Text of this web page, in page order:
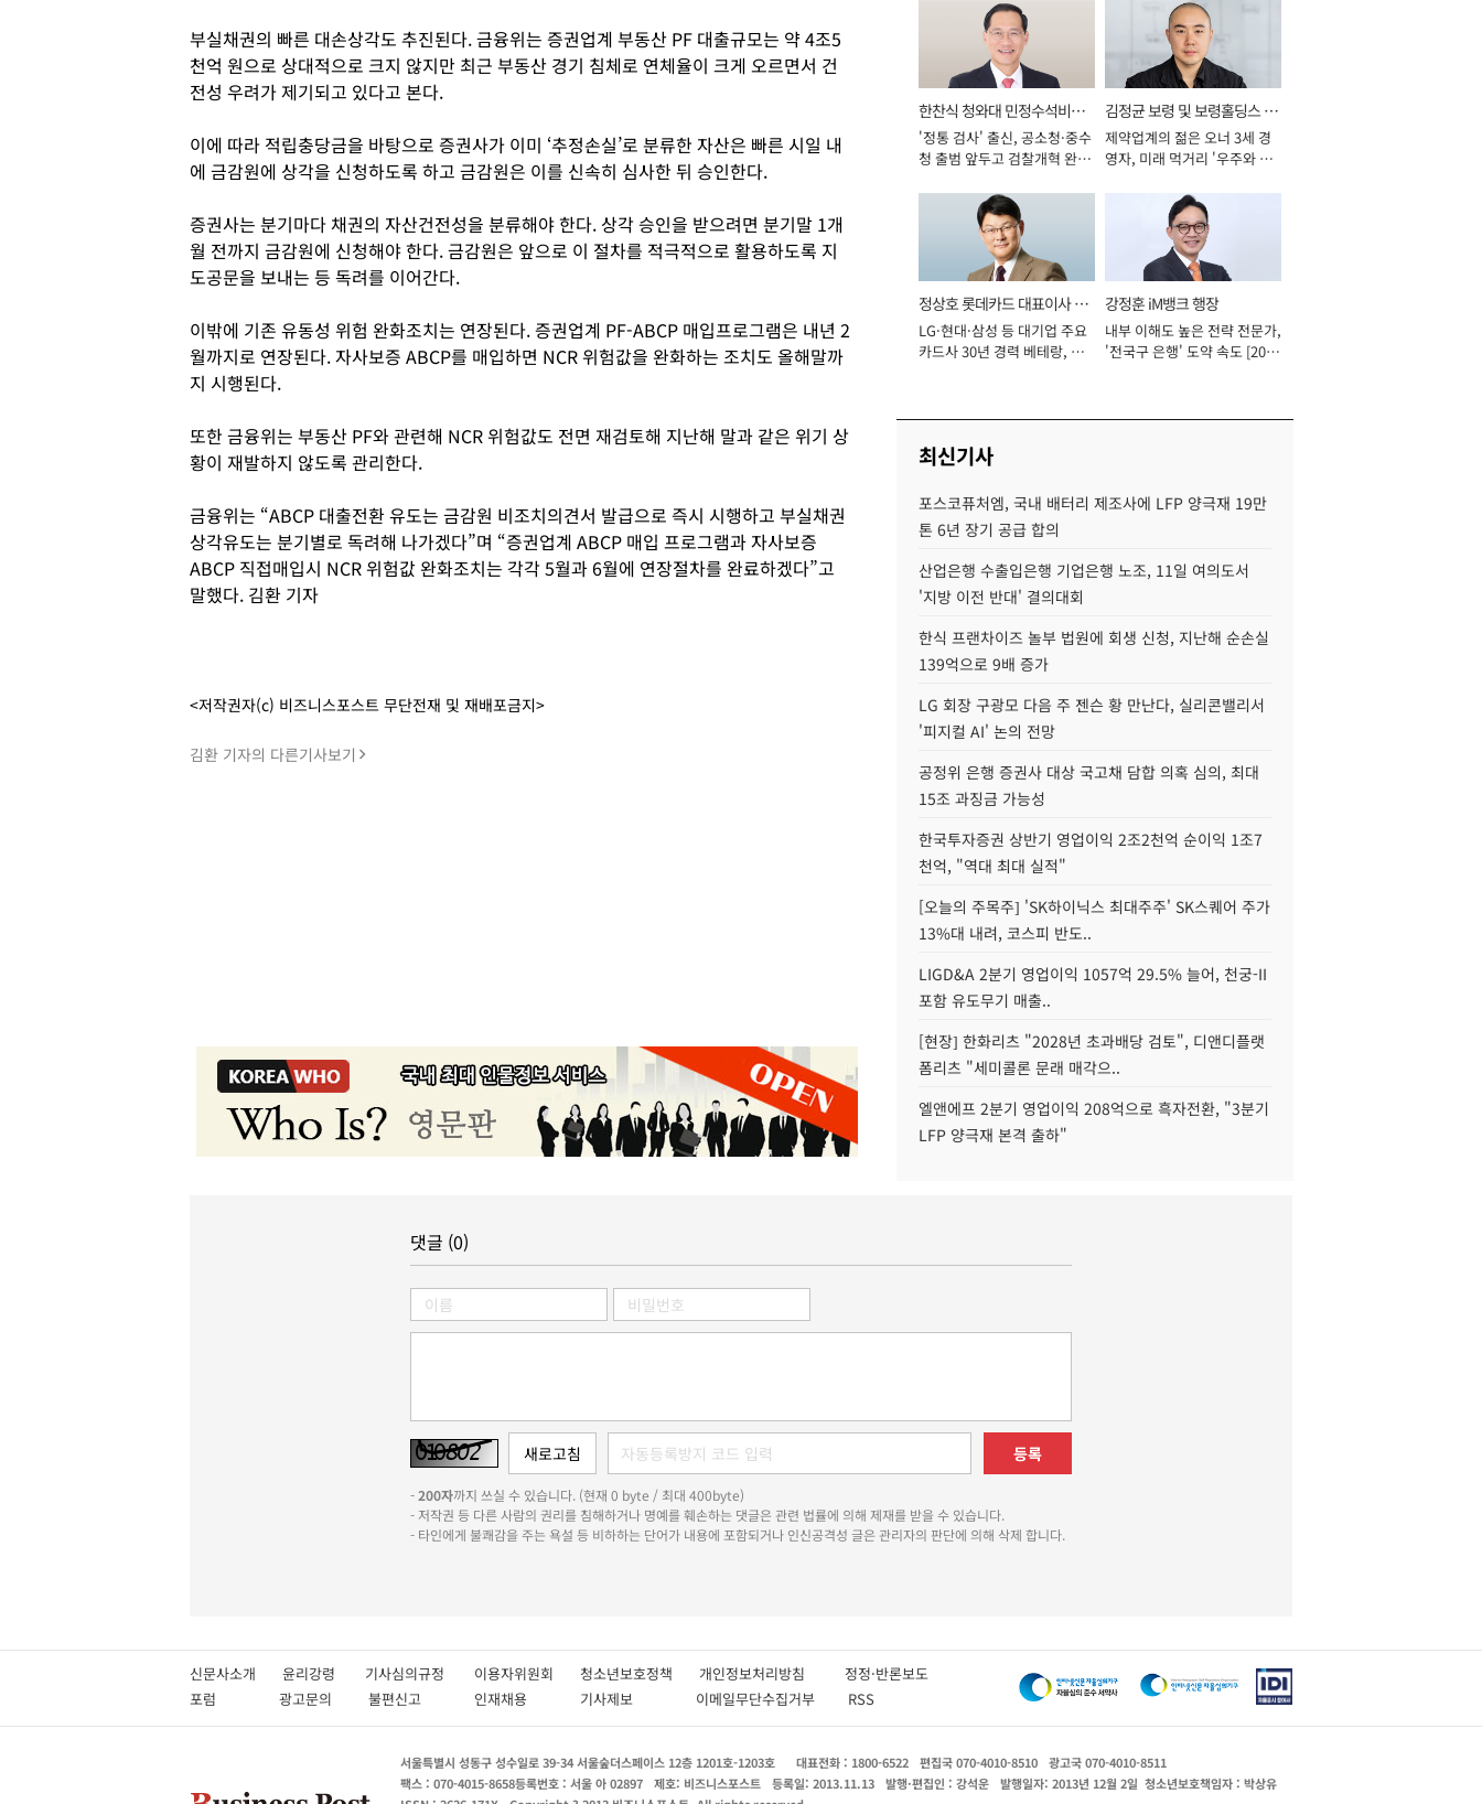
부실채권의 빠른 대손상각도 추진된다. 금융위는 증권업계 부동산 PF 대출규모는 약 4조5
천억 원으로 상대적으로 크지 않지만 최근 부동산 경기 침체로 연체율이 크게 오르면서 건
전성 우려가 제기되고 있다고 본다.
이에 따라 적립충당금을 바탕으로 증권사가 이미 ‘추정손실’로 분류한 자산은 빠른 시일 내
에 금감원에 상각을 신청하도록 하고 금감원은 이를 신속히 심사한 뒤 승인한다.
증권사는 분기마다 채권의 자산건전성을 분류해야 한다. 상각 승인을 받으려면 분기말 1개
월 전까지 금감원에 신청해야 한다. 금감원은 앞으로 이 절차를 적극적으로 활용하도록 지
도공문을 보내는 등 독려를 이어간다.
이밖에 기존 유동성 위험 완화조치는 연장된다. 증권업계 PF-ABCP 매입프로그램은 내년 2
월까지로 연장된다. 자사보증 ABCP를 매입하면 NCR 위험값을 완화하는 조치도 올해말까
지 시행된다.
또한 금융위는 부동산 PF와 관련해 NCR 위험값도 전면 재검토해 지난해 말과 같은 위기 상
황이 재발하지 않도록 관리한다.
금융위는 “ABCP 대출전환 유도는 금감원 비조치의견서 발급으로 즉시 시행하고 부실채권
상각유도는 분기별로 독려해 나가겠다”며 “증권업계 ABCP 매입 프로그램과 자사보증
ABCP 직접매입시 NCR 위험값 완화조치는 각각 5월과 6월에 연장절차를 완료하겠다”고
말했다. 김환 기자
<저작권자(c) 비즈니스포스트 무단전재 및 재배포금지>
김환 기자의 다른기사보기
한찬식 청와대 민정수석비서
관
'정통 검사' 출신, 공소청·중수
청 출범 앞두고 검찰개혁 완수
김정균 보령 및 보령홀딩스 대
표이사 사장
제약업계의 젊은 오너 3세 경
영자, 미래 먹거리 '우주와 헬
정상호 롯데카드 대표이사 사
장
LG·현대·삼성 등 대기업 주요
카드사 30년 경력 베테랑, 신
강정훈 iM뱅크 행장
내부 이해도 높은 전략 전문가,
'전국구 은행' 도약 속도 [2026
최신기사
포스코퓨처엠, 국내 배터리 제조사에 LFP 양극재 19만
톤 6년 장기 공급 합의
산업은행 수출입은행 기업은행 노조, 11일 여의도서
'지방 이전 반대' 결의대회
한식 프랜차이즈 놀부 법원에 회생 신청, 지난해 순손실
139억으로 9배 증가
LG 회장 구광모 다음 주 젠슨 황 만난다, 실리콘밸리서
'피지컬 AI' 논의 전망
공정위 은행 증권사 대상 국고채 담합 의혹 심의, 최대
15조 과징금 가능성
한국투자증권 상반기 영업이익 2조2천억 순이익 1조7
천억, "역대 최대 실적"
[오늘의 주목주] 'SK하이닉스 최대주주' SK스퀘어 주가
13%대 내려, 코스피 반도..
LIGD&A 2분기 영업이익 1057억 29.5% 늘어, 천궁-II
포함 유도무기 매출..
[현장] 한화리츠 "2028년 초과배당 검토", 디앤디플랫
폼리츠 "세미콜론 문래 매각으..
엘앤에프 2분기 영업이익 208억으로 흑자전환, "3분기
LFP 양극재 본격 출하"
댓글 (0)
등록
-200자까지 쓰실 수 있습니다. (현재 0 byte / 최대 400byte)
- 저작권 등 다른 사람의 권리를 침해하거나 명예를 훼손하는 댓글은 관련 법률에 의해 제재를 받을 수 있습니다.
- 타인에게 불쾌감을 주는 욕설 등 비하하는 단어가 내용에 포함되거나 인신공격성 글은 관리자의 판단에 의해 삭제 합니다.
신문사소개 윤리강령 기사심의규정 이용자위원회 청소년보호정책 개인정보처리방침 정정·반론보도
포럼
광고문의 불편신고 인재채용 기사제보 이메일무단수집거부 RSS
서울특별시 성동구 성수일로 39-34 서울숲더스페이스 12층 1201호-1203호 대표전화 : 1800-6522 편집국 070-4010-8510
광고국 070-4010-8511
팩스 : 070-4015-8658등록번호 : 서울 아 02897 제호: 비즈니스포스트 등록일: 2013.11.13 발행·편집인 : 강석운 발행일자: 2013년 12월 2일 청소년보호책임자 : 박상유